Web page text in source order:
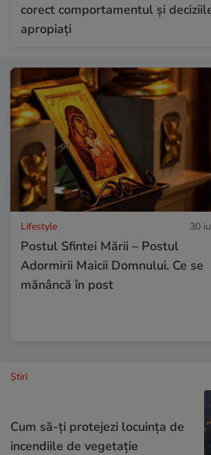
corect comportamentul și
apropiați
Lifestyle 30
Postul Sfintei Mării – Postul
Adormirii Maicii Domnului. Ce se
mănâncă în post
Ştiri
Cum să-ți protejezi locuința de
incendiile de vegetație